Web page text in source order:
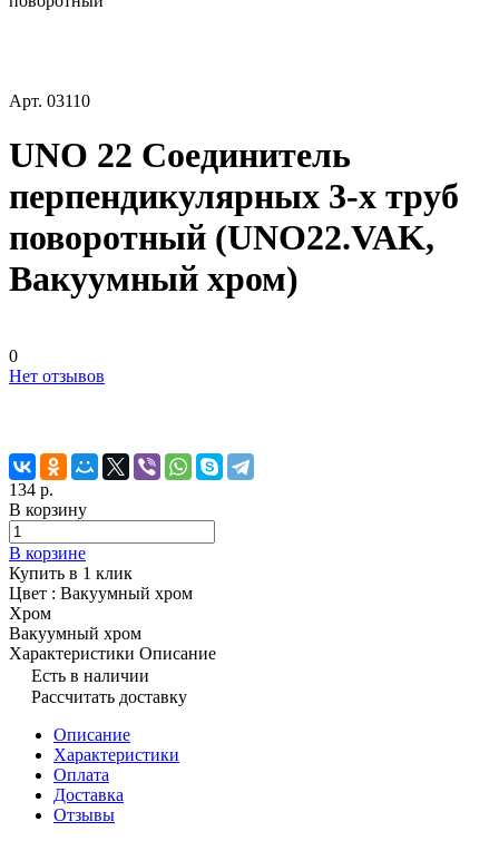
Арт. 03110
UNO 22 Соединитель
перпендикулярных 3-х труб
поворотный (UNO22.VAK,
Вакуумный хром)
0
Нет отзывов
134 р.
В корзину
В корзине
Купить в 1 клик
Цвет : Вакуумный хром
Хром
Вакуумный хром
Характеристики Описание
Есть в наличии
Рассчитать доставку
Описание
Характеристики
Оплата
Доставка
Отзывы